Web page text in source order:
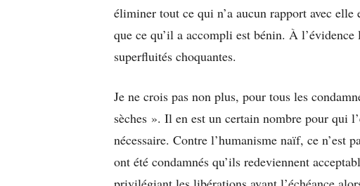
éliminer tout ce qui n’a aucun rapport avec
que ce qu’il a accompli est bénin. À
superfluités choquantes.
Je ne crois pas non plus, pour tous les
sèches ». Il en est un certain nombre pour qui
nécessaire. Contre l’humanisme naïf, ce n’est
ont été condamnés qu’ils redeviennent